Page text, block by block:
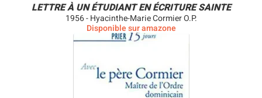
LETTRE À UN ÉTUDIANT EN ÉCRITURE SAINTE
1956 - Hyacinthe-Marie Cormier O.P.
Disponible sur amazone